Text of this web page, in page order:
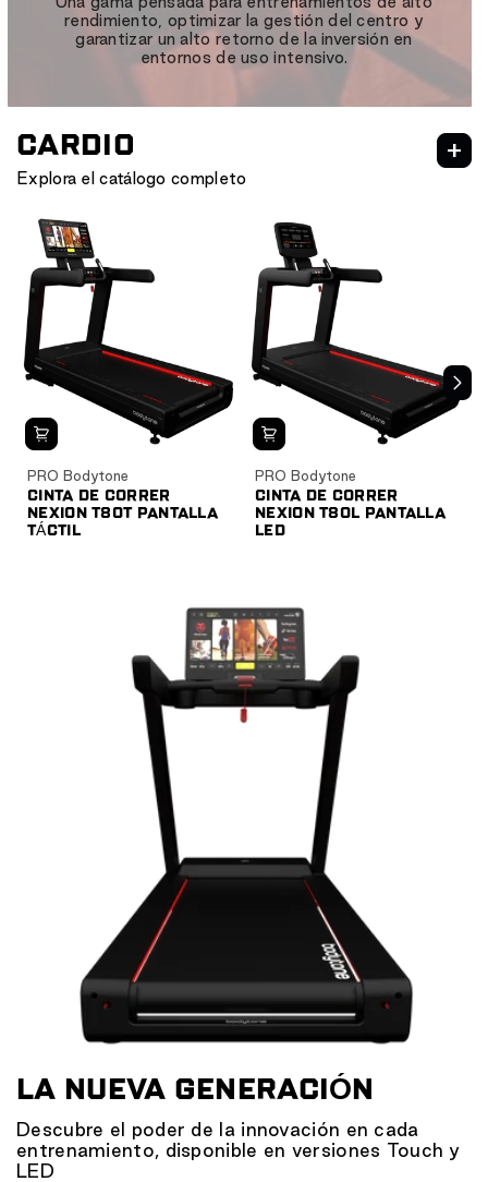
rendimiento, optimizar la gestión del centro y
garantizar un alto retorno de la inversión en
entornos de uso intensivo.
Explora el catálogo completo
CARDIO
NEXION
CARDIO
CARDIO HIIT
PRO Bodytone
CINTA DE CORRER
NEXION T80T PANTALLA
TÁCTIL
PRO Bodytone
CINTA DE CORRER
NEXION T80L PANTALLA
LED
LA NUEVA GENERACIÓN
Descubre el poder de la innovación en cada
entrenamiento, disponible en versiones Touch y
LED